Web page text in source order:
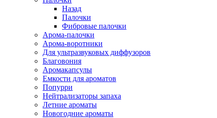
Назад
Палочки
Фибровые палочки
Арома-палочки
Арома-воротники
Для ультразвуковых диффузоров
Благовония
Аромакапсулы
Емкости для ароматов
Попурри
Нейтрализаторы запаха
Летние ароматы
Новогодние ароматы